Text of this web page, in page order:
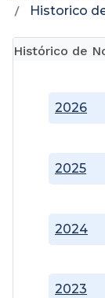
Historico
Histórico de
2023
2024
2025
2026